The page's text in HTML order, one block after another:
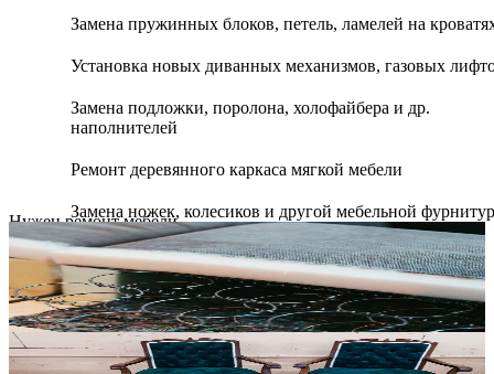
Замена пружинных блоков, петель, ламелей на
Установка новых диванных механизмов, газовых
Замена подложки, поролона, холофайбера и др.
наполнителей
Ремонт деревянного каркаса мягкой мебели
Замена ножек, колесиков и другой мебельной
Нужен ремонт мебели